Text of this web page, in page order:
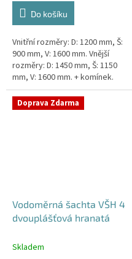
Do košíku
Vnitřní rozměry: D: 1200 mm, Š:
900 mm, V: 1600 mm. Vnější
rozměry: D: 1450 mm, Š: 1150
mm, V: 1600 mm. + komínek.
Dvouplášťová vodoměrná šachta
- do míst se spodní...
Doprava Zdarma
Vodoměrná šachta VŠH 4
dvouplášťová hranatá
Skladem